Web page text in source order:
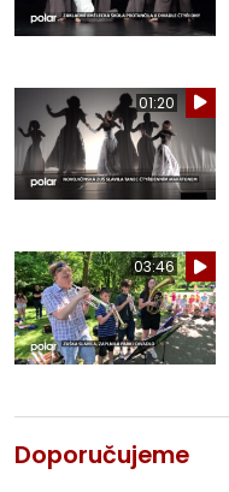
01:20
03:46
Doporučujeme